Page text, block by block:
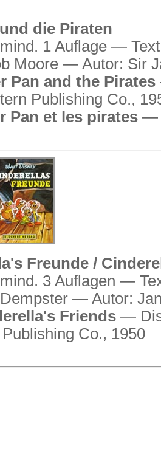
die Piraten
1 Auflage —
Moore — Autor: Sir
Pan and the Pirates
Publishing Co.,
Pan et les pirates —
Freunde /
3 Auflagen —
— Autor:
Friends —
Co., 1950